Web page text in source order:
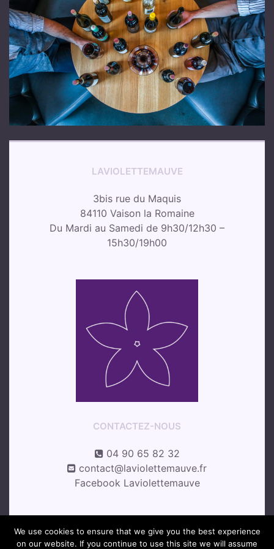
LAVIOLETTEMAUVE
3bis rue du Maquis
84110 Vaison la Romaine
Du Mardi au Samedi de 9h30/12h30 –
15h30/19h00
CONTACTEZ-NOUS
04 90 65 82 32
contact@laviolettemauve.fr
Facebook Laviolettemauve
Le violette mauve 2018 –Copyrights
We use cookies to ensure that we give you the best experience
on our website. If you continue to use this site we will assume